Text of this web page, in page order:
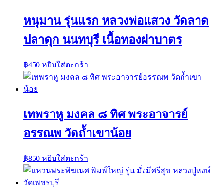
หนุมาน รุ่นแรก หลวงพ่อแสวง วัดลาด
ปลาดุก นนทบุรี เนื้อทองฝาบาตร
฿450 หยิบใส่ตะกร้า
เทพราหู มงคล ๘ ทิศ พระอาจารย์
อรรณพ วัดถ้ำเขาน้อย
฿850 หยิบใส่ตะกร้า